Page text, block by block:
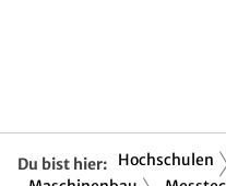
Du bist hier: Hochschulen